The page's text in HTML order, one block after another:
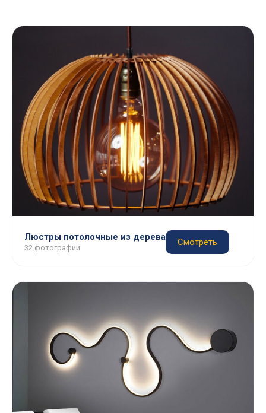
Люстры потолочные из дерева
32 фотографии
Смотреть